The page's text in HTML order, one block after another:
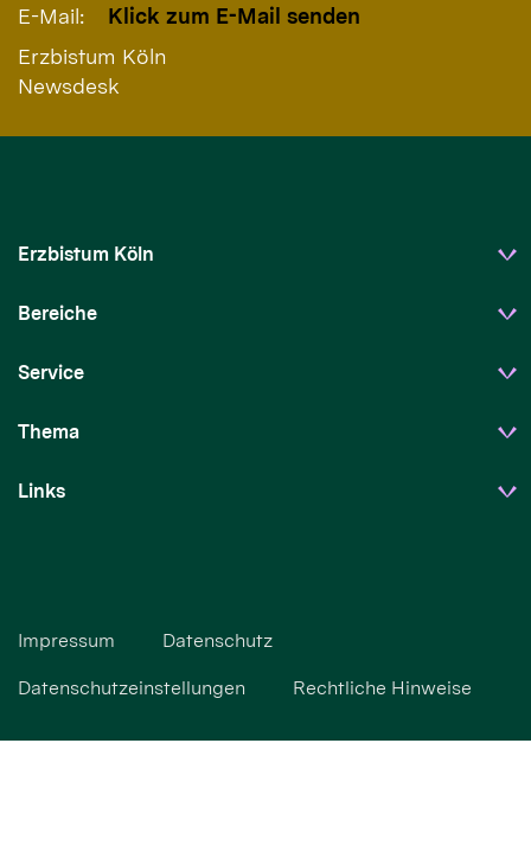
E-Mail:
Klick zum E-Mail senden
Erzbistum Köln
Newsdesk
Erzbistum Köln
Bereiche
Service
Thema
Links
Impressum Datenschutz
Datenschutzeinstellungen Rechtliche Hinweise